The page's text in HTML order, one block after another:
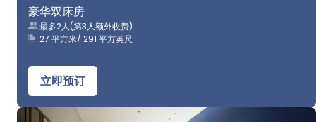
豪华双床房
最多2人(第3人额外收费)
27 平方米/ 291 平方英尺
立即预订